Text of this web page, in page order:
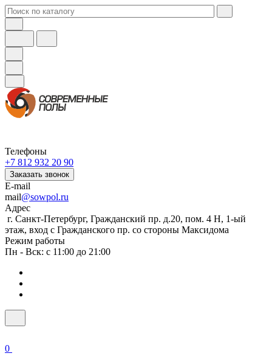
Телефоны
+7 812 932 20 90
Заказать звонок
E-mail
mail@sowpol.ru
Адрес
г. Санкт-Петербург, Гражданский пр. д.20, пом. 4 Н, 1-ый
этаж, вход с Гражданского пр. со стороны Максидома
Режим работы
Пн - Вск: с 11:00 до 21:00
0